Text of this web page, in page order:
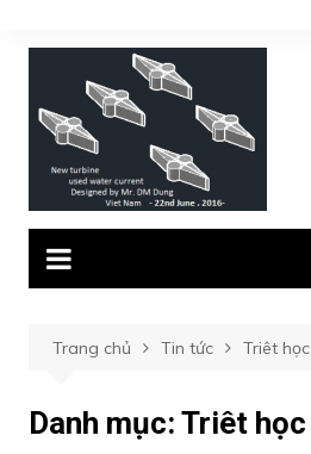
đến
Trang chủ Tin tức Triêt học
Danh mục: Triêt học